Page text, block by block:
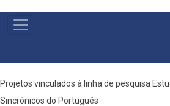
MENU
Projetos vinculados à linha de pesquisa
Sincrônicos do Português